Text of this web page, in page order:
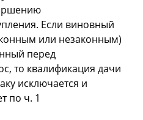
Если виновный
или незаконным)
перед
то квалификация дачи
исключается и
по ч. 1